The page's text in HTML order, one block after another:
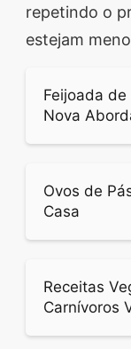
repetindo o
estejam
Feijoada
Nova
Ovos de
Casa
Receitas
Carnívoros